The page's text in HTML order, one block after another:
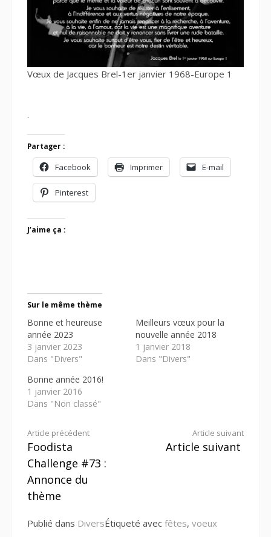
Vœux de Jacques Brel-1er janvier 1968-Europe 1
.
Partager :
Facebook Imprimer E-mail
Pinterest
J’aime ça :
Sur le même thème
Bonne et heureuse
année 2023
3 janvier 2023
Dans "Divers"
Meilleurs vœux pour la
nouvelle année 2018
1 janvier 2018
Dans "Divers"
Bonne année 2016!
1 janvier 2016
Dans "Non classé"
Lire
la
suite
Article précédent
Foodista
Challenge #73 :
Annonce du
thème
Article suivant
Article suivant
Publié dans DiversÉtiqueté avec fêtes, voeux